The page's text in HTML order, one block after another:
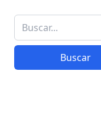
Buscar